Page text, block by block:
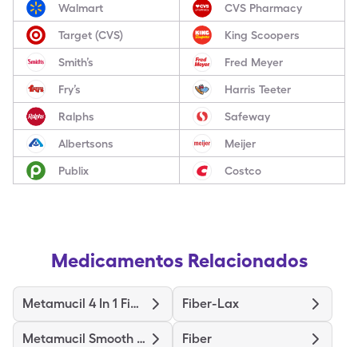
Walmart CVS Pharmacy
Target (CVS) King Scoopers
Smith’s Fred Meyer
Fry’s Harris Teeter
Ralphs Safeway
Albertsons Meijer
Publix Costco
Medicamentos Relacionados
Metamucil 4 In 1 Fiber Fiber-Lax
Metamucil Smooth Texture Fiber